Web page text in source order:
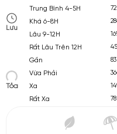
Lưu
Trung Bình 4-5H
72
Khá 6-8H
Lâu 9-12H
Rất Lâu Trên 12H
45
Tỏa
Gần
83
Vừa Phải
Xa
Rất Xa
78